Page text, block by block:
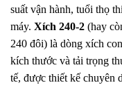
suất vận hành, tuổi thọ
máy. Xích 240-2 (hay
240 đôi) là dòng xích
kích thước và tải trọng
tế, được thiết kế chuyên